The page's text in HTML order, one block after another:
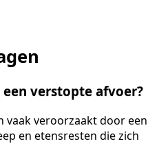
verstopte afvoer?
veroorzaakt door een
en etensresten die zich